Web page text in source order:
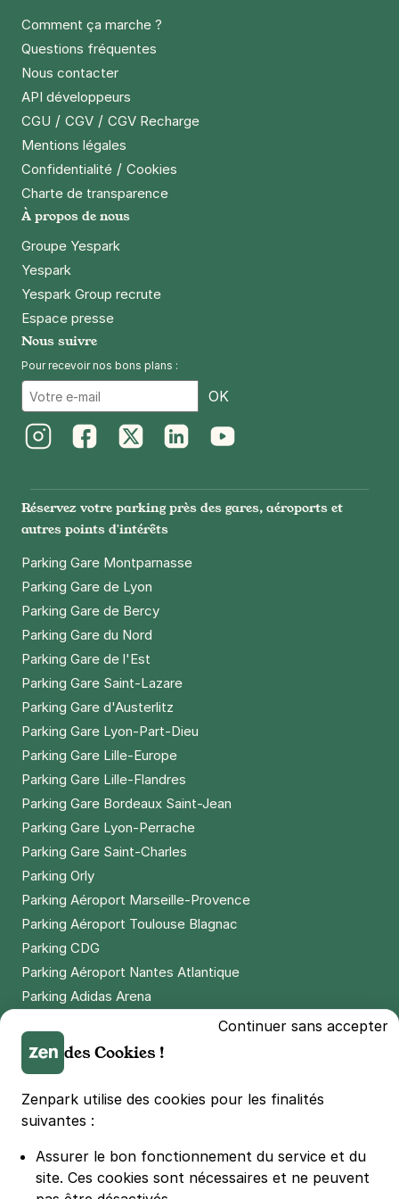
4,6(24 avis)
+ Abonnements disponibles
6 rue Firmin Gémier
Réserver
+ Abonnements disponibles
Citadines
67 avenue du Maine
75014
Réserver
+ Abonnements disponibles
75014Paris
4,6(2180 avis)
4 €/heure,36 €/jour,100 €/semaine
Réserver
+ Abonnements disponibles
Paris - Gare Montparnasse - rue du
Texel
5,0(4 avis)
4 €/heure,29 €/jour,76 €/semaine
Réserver
Paris - Montparnasse - Château
4,5(434 avis)
/heure 29 €/jour, 76 €/semaine
Comment ça marche ?
Questions fréquentes
Nous contacter
API développeurs
CGU / CGV / CGV Recharge
Mentions légales
Confidentialité / Cookies
Charte de transparence
À propos de nous
Groupe Yespark
Yespark
Yespark Group recrute
Espace presse
Nous suivre
Pour recevoir nos bons plans :
OK
Réservez votre parking près des gares, aéroports et
autres points d'intérêts
Parking Gare Montparnasse
Parking Gare de Lyon
Parking Gare de Bercy
Parking Gare du Nord
Parking Gare de l'Est
Parking Gare Saint-Lazare
Parking Gare d'Austerlitz
Parking Gare Lyon-Part-Dieu
Parking Gare Lille-Europe
Parking Gare Lille-Flandres
Parking Gare Bordeaux Saint-Jean
Parking Gare Lyon-Perrache
Parking Gare Saint-Charles
Parking Orly
Parking Aéroport Marseille-Provence
Parking Aéroport Toulouse Blagnac
Parking CDG
Parking Aéroport Nantes Atlantique
Parking Adidas Arena
Parking LDLC Arena
Parking Stade Pierre Mauroy
Parking Groupama Stadium
Parking Vélodrome
Parking Bercy
Parking La Défense Arena
Continuer sans accepter
des Cookies !
Zenpark utilise des cookies pour les finalités
suivantes :
Assurer le bon fonctionnement du service et du
site. Ces cookies sont nécessaires et ne peuvent